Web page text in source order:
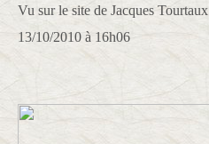
Vu sur le site de Jacques Tourtaux
13/10/2010 à 16h06